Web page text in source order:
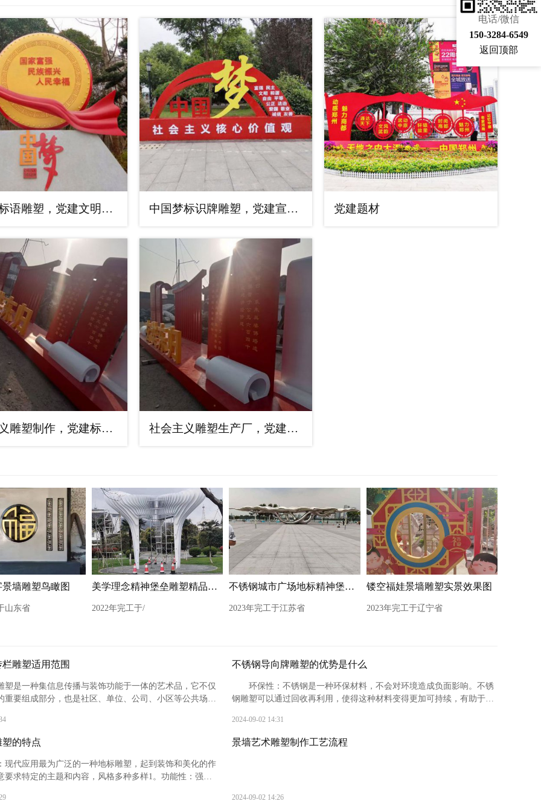
中国梦标语雕塑，党建文明标识牌雕塑 中国梦标识牌雕塑，党建宣传宣传栏雕塑 党建题材
社会主义雕塑制作，党建标识雕塑，红色文化宣传题材 社会主义雕塑生产厂，党建标识雕塑，红色文化宣传题材
墙雕塑鸟瞰图
山东省
美学理念精神堡垒雕塑精品展示
2022年完工于/
不锈钢城市广场地标精神堡垒雕塑
2023年完工于江苏省
镂空福娃景墙雕塑实景效果图
2023年完工于辽宁省
雕塑适用范围
塑‌是一种集信息传播与装饰功能于一体的艺术品，它不仅
重要组成部分，也是社区、单位、公司、小区等公共场所
传效果和信息传递效率。
不锈钢导向牌雕塑的优势是什么
‌环保性‌：不锈钢是一种环保材料，不会对环境造成负面影响。不锈
钢雕塑可以通过回收再利用，使得这种材料变得更加可持续，有助于保
2024-09-02 14:31
的特点
现代应用最为广泛的一种地标雕塑，起到装饰和美化的作
要求特定的主题和内容，风格多种多样‌1。‌功能性‌：强调
景墙艺术雕塑制作工艺流程
2024-09-02 14:26
电话/微信
150-3284-6549
返回顶部